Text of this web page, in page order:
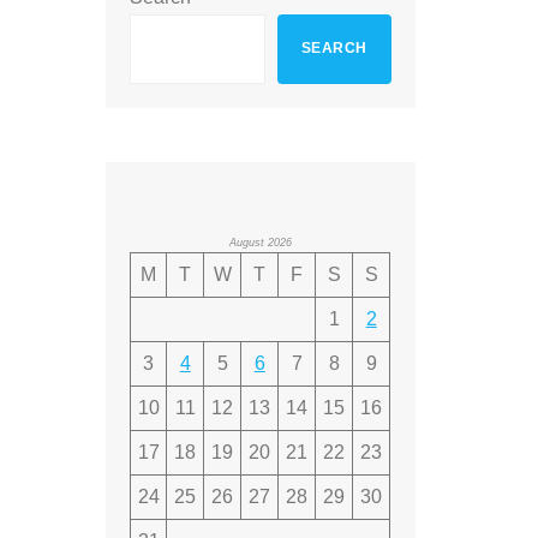
SEARCH
August 2026
M T W T F S S
1 2
3 4 5 6 7 8 9
10 11 12 13 14 15 16
17 18 19 20 21 22 23
24 25 26 27 28 29 30